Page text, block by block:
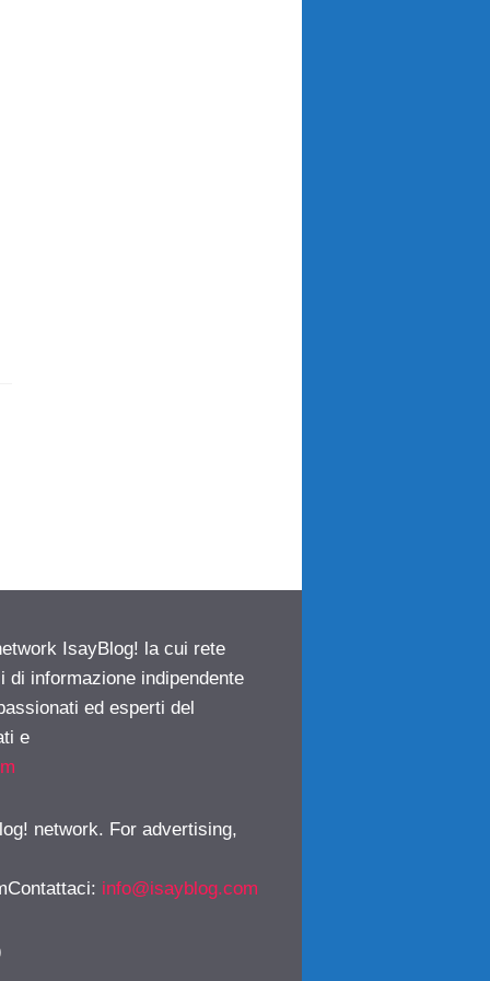
IsayBlog! la cui rete
informazione indipendente
ed esperti del
e
network. For advertising,
: info@isayblog.com